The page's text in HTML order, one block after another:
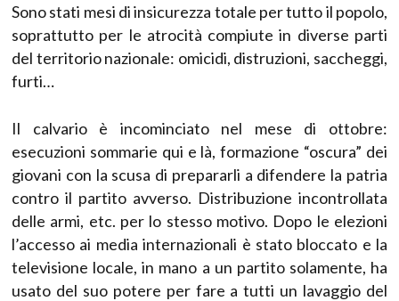
Sono stati mesi di insicurezza totale per tutto il popolo,
soprattutto per le atrocità compiute in diverse parti
del territorio nazionale: omicidi, distruzioni, saccheggi,
furti…
Il calvario è incominciato nel mese di ottobre:
esecuzioni sommarie qui e là, formazione “oscura” dei
giovani con la scusa di prepararli a difendere la patria
contro il partito avverso. Distribuzione incontrollata
delle armi, etc. per lo stesso motivo. Dopo le elezioni
l’accesso ai media internazionali è stato bloccato e la
televisione locale, in mano a un partito solamente, ha
usato del suo potere per fare a tutti un lavaggio del